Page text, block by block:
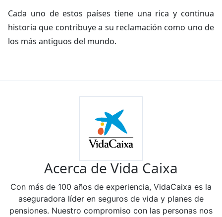
Cada uno de estos países tiene una rica y continua
historia que contribuye a su reclamación como uno de
los más antiguos del mundo.
Acerca de Vida Caixa
Con más de 100 años de experiencia, VidaCaixa es la
aseguradora líder en seguros de vida y planes de
pensiones. Nuestro compromiso con las personas nos